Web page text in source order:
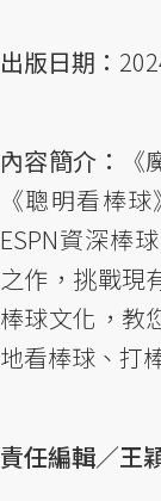
出版日期：
內容簡介：
《聰明看棒
ESPN資深棒
之作，挑戰現
棒球文化，教
地看棒球、打
責任編輯／王